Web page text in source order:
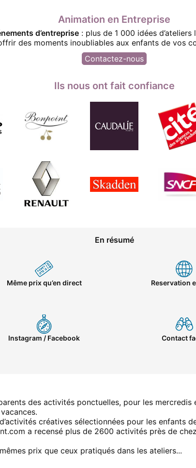
Animation en Entreprise
d’entreprise: plus de 1 000 idées
des moments inoubliables aux enfants de vos
Contactez-nous
Ils nous ont fait confiance
En résumé
Même prix qu’en direct Reservation
Instagram / Facebook Contact
des activités ponctuelles, pour les
créatives sélectionnées pour les enfants
a recensé plus de 2600 activités près de
prix que ceux pratiqués dans les ateliers...